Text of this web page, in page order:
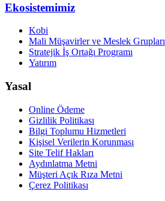
Ekosistemimiz
Kobi
Mali Müşavirler ve Meslek Grupları
Stratejik İş Ortağı Programı
Yatırım
Yasal
Online Ödeme
Gizlilik Politikası
Bilgi Toplumu Hizmetleri
Kişisel Verilerin Korunması
Site Telif Hakları
Aydınlatma Metni
Müşteri Açık Rıza Metni
Çerez Politikası